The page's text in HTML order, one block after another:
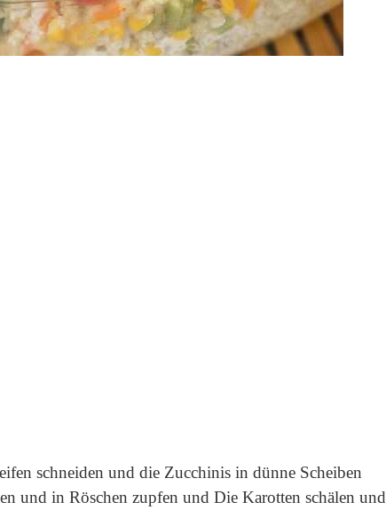
schneiden und die Zucchinis in dünne Scheiben
und in Röschen zupfen und Die Karotten schälen und